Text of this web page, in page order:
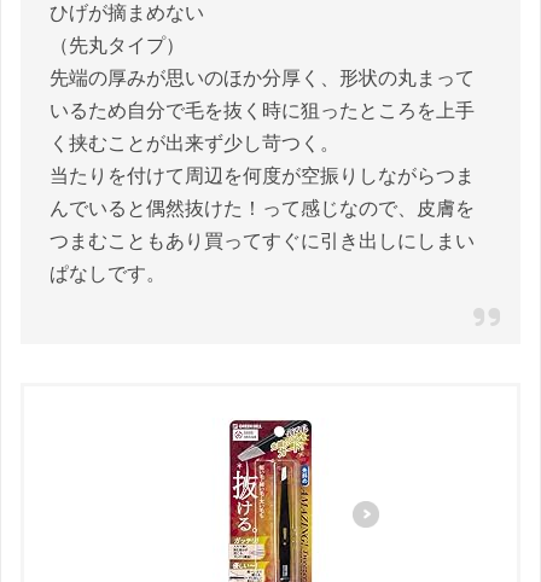
ひげが摘まめない
（先丸タイプ）
先端の厚みが思いのほか分厚く、形状の丸まって
いるため自分で毛を抜く時に狙ったところを上手
く挟むことが出来ず少し苛つく。
当たりを付けて周辺を何度が空振りしながらつま
んでいると偶然抜けた！って感じなので、皮膚を
つまむこともあり買ってすぐに引き出しにしまい
ぱなしです。